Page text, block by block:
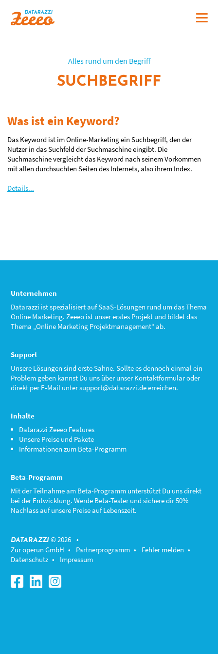
Alles rund um den Begriff
SUCHBEGRIFF
Was ist ein Keyword?
Das Keyword ist im Online-Marketing ein Suchbegriff, den der
Nutzer in das Suchfeld der Suchmaschine eingibt. Die
Suchmaschine vergleicht das Keyword nach seinem Vorkommen
mit allen durchsuchten Seiten des Internets, also ihrem Index.
Details...
Unternehmen
Datarazzi ist spezialisiert auf SaaS-Lösungen rund um das Thema
Online Marketing. Zeeeo ist unser erstes Projekt und bildet das
Thema „Online Marketing Projektmanagement“ ab.
Support
Unsere Lösungen sind erste Sahne. Sollte es dennoch einmal ein
Problem geben kannst Du uns über unser Kontaktformular oder
direkt per E-Mail untersupport@datarazzi.deerreichen.
Inhalte
Datarazzi Zeeeo Features
Unsere Preise und Pakete
Informationen zum Beta-Programm
Beta-Programm
Mit der Teilnahme am Beta-Programm unterstützt Du uns direkt
bei der Entwicklung. Werde Beta-Tester und sichere dir 50%
Nachlass auf unsere Preise auf Lebenszeit.
DATARAZZI © 2026 •
Zur operun GmbH • Partnerprogramm • Fehler melden •
Datenschutz • Impressum